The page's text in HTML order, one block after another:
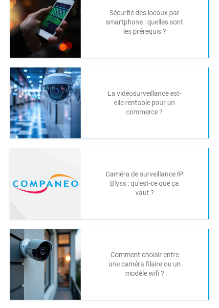
Sécurité des locaux par
smartphone : quelles sont
les prérequis ?
La vidéosurveillance est-
elle rentable pour un
commerce ?
Caméra de surveillance IP
Blyss : qu'est-ce que ça
vaut ?
Comment choisir entre
une caméra filaire ou un
modèle wifi ?